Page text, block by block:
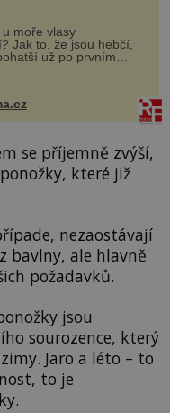
moře vlasy
Jak to, že jsou hebčí,
už po prvním
se příjemně zvýší,
které již
nezaostávají
bavlny, ale hlavně
požadavků.
jsou
sourozence, který
Jaro a léto – to
to je